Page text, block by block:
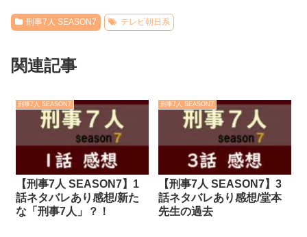
刑事7人 SEASON7 テレビ朝日系
関連記事
刑事7人 SEASON7
【刑事7人 SEASON7】1
話ネタバレあり感想/新た
な「刑事7人」？！
刑事7人 SEASON7
【刑事7人 SEASON7】3
話ネタバレあり感想/堂本
先生の過去